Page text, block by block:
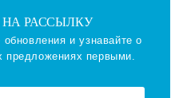
РАССЫЛКУ
и узнавайте о
предложениях первыми.